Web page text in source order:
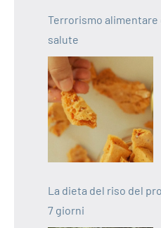
Terrorismo alimentare
salute
La dieta del riso del
7 giorni